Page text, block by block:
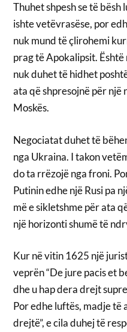
Thuhet shpesh se të
ishte vetëvrasëse, por
nuk mund të çlirohemi
prag të Apokalipsit.
nuk duhet të hidhet
ata që shpresojnë për
Moskës.
Negociatat duhet të
nga Ukraina. I takon
do ta rrëzojë nga froni.
Putinin edhe një Rusi pa
më e sikletshme për ata
një horizonti shumë të
Kur në vitin 1625 një
veprën “De jure pacis et
dhe u hap dera drejt
Por edhe luftës, madje të
drejtë”, e cila duhej të